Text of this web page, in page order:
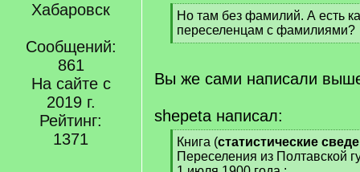
Хабаровск
Сообщений:
861
На сайте с
2019 г.
Рейтинг:
1371
[
q
]
Но там без фамилий. А есть
переселенцам с фамилиями?
[
q
Вы же сами написали
shepeta написал:
[
q
Книга (статистические
Переселения из Полтавской